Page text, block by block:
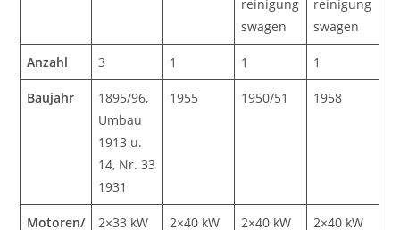
reinigung
swagen
reinigung
swagen
Anzahl 3 1 1 1
Baujahr
1895/96,
Umbau
1913 u.
14, Nr. 33
1931
1955 1950/51 1958
Motoren/ 2×33 kW 2×40 kW 2×40 kW 2×40 kW